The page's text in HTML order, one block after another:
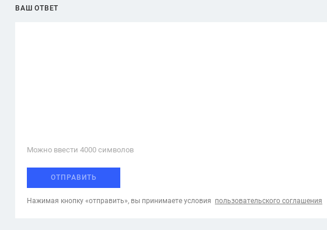
ВАШ ОТВЕТ
Можно ввести 4000 cимволов
ОТПРАВИТЬ
Нажимая кнопку «отправить», вы принимаете условия пользовательского соглашения